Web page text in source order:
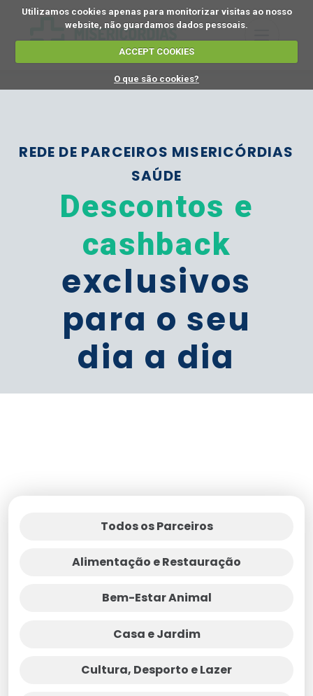
Utilizamos cookies apenas para monitorizar visitas ao nosso
website, não guardamos dados pessoais.
ACCEPT COOKIES
O que são cookies?
REDE DE PARCEIROS MISERICÓRDIAS
SAÚDE
Descontos e
cashback
exclusivos
para o seu
dia a dia
Todos os Parceiros
Alimentação e Restauração
Bem-Estar Animal
Casa e Jardim
Cultura, Desporto e Lazer